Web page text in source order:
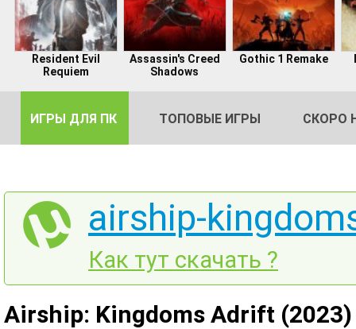
Resident Evil
Requiem
Assassin's Creed
Shadows
Gothic 1 Remake
ИГРЫ ДЛЯ ПК ТОПОВЫЕ ИГРЫ СКОРО
airship-
Как тут скачать ?
Airship: Kingdoms Adrift